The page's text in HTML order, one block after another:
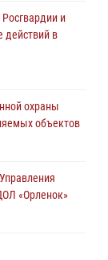
«Квартал»
среди
и
действий в
охраны
объектов
«Орленок»